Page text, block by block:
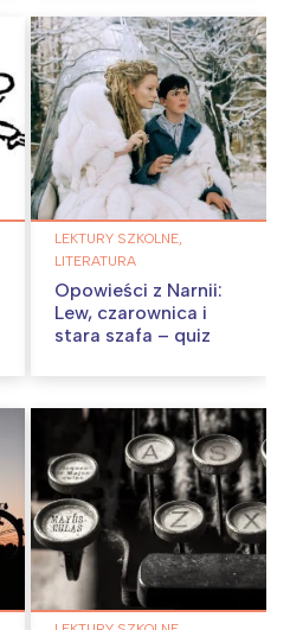
LEKTURY SZKOLNE,
LITERATURA
Opowieści z Narnii:
Lew, czarownica i
stara szafa – quiz